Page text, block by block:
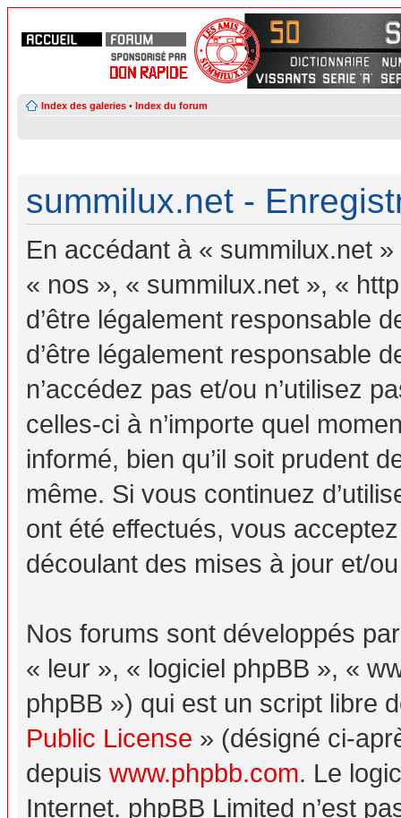
Index des galeries • Index du forum
summilux.net -
En accédant à « summilux.net
« nos », « summilux.net », «
d’être légalement responsable
d’être légalement responsable
n’accédez pas et/ou n’utilisez
celles-ci à n’importe quel
informé, bien qu’il soit prudent
même. Si vous continuez
ont été effectués, vous
découlant des mises à jour et/
Nos forums sont développés
« leur », « logiciel phpBB », «
phpBB ») qui est un script libre
Public License » (désigné ci-
depuis www.phpbb.com. Le
Internet. phpBB Limited n’est